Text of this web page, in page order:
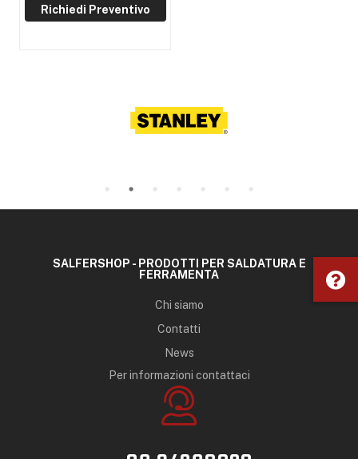
Richiedi Preventivo
SALFERSHOP - PRODOTTI PER SALDATURA E
FERRAMENTA
Chi siamo
Contatti
News
Per informazioni contattaci